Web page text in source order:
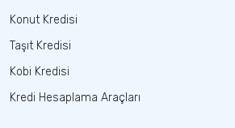
Konut Kredisi
Taşıt Kredisi
Kobi Kredisi
Kredi Hesaplama Araçları